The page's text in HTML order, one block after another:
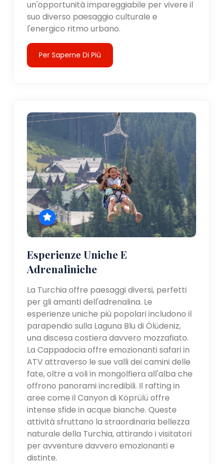
un'opportunità impareggiabile per vivere il
suo diverso paesaggio culturale e
l'energico ritmo urbano.
Per Saperne Di Più
Esperienze Uniche E
Adrenaliniche
La Turchia offre paesaggi diversi, perfetti
per gli amanti dell'adrenalina. Le
esperienze uniche più popolari includono il
parapendio sulla Laguna Blu di Ölüdeniz,
una discesa costiera davvero mozzafiato.
La Cappadocia offre emozionanti safari in
ATV attraverso le sue valli dei camini delle
fate, oltre a voli in mongolfiera all'alba che
offrono panorami incredibili. Il rafting in
aree come il Canyon di Köprülü offre
intense sfide in acque bianche. Queste
attività sfruttano la straordinaria bellezza
naturale della Turchia, attirando i visitatori
per avventure davvero emozionanti e
distinte.